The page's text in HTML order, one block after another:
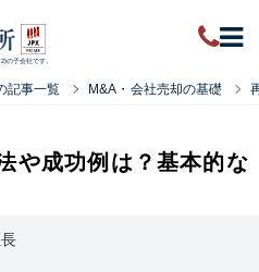
の子会社です。
記事一覧 M&A・会社売却の基礎
や成功例は？基本的な